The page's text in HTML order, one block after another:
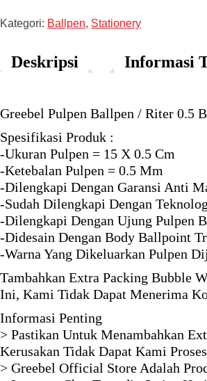
Kategori: Ballpen, Stationery
Deskripsi Informasi
Greebel Pulpen Ballpen / Riter 0.5
Spesifikasi Produk :
-Ukuran Pulpen = 15 X 0.5 Cm
-Ketebalan Pulpen = 0.5 Mm
-Dilengkapi Dengan Garansi Anti
-Sudah Dilengkapi Dengan
-Dilengkapi Dengan Ujung Pulpen
-Didesain Dengan Body Ballpoint
-Warna Yang Dikeluarkan Pulpen
Tambahkan Extra Packing Bubble
Ini, Kami Tidak Dapat Menerima
Informasi Penting
> Pastikan Untuk Menambahkan
Kerusakan Tidak Dapat Kami
> Greebel Official Store Adalah